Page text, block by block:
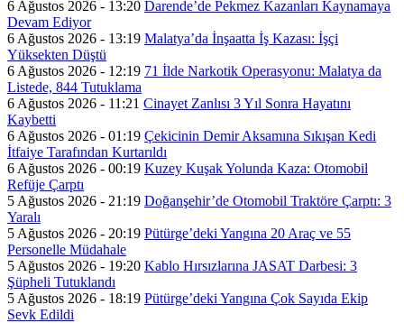
6 Ağustos 2026 - 13:20 Darende’de Pekmez Kazanları Kaynamaya
Devam Ediyor
6 Ağustos 2026 - 13:19 Malatya’da İnşaatta İş Kazası: İşçi
Yüksekten Düştü
6 Ağustos 2026 - 12:19 71 İlde Narkotik Operasyonu: Malatya da
Listede, 844 Tutuklama
6 Ağustos 2026 - 11:21 Cinayet Zanlısı 3 Yıl Sonra Hayatını
Kaybetti
6 Ağustos 2026 - 01:19 Çekicinin Demir Aksamına Sıkışan Kedi
İtfaiye Tarafından Kurtarıldı
6 Ağustos 2026 - 00:19 Kuzey Kuşak Yolunda Kaza: Otomobil
Refüje Çarptı
5 Ağustos 2026 - 21:19 Doğanşehir’de Otomobil Traktöre Çarptı: 3
Yaralı
5 Ağustos 2026 - 20:19 Pütürge’deki Yangına 20 Araç ve 55
Personelle Müdahale
5 Ağustos 2026 - 19:20 Kablo Hırsızlarına JASAT Darbesi: 3
Şüpheli Tutuklandı
5 Ağustos 2026 - 18:19 Pütürge’deki Yangına Çok Sayıda Ekip
Sevk Edildi